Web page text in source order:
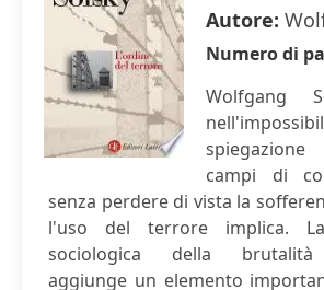
Autore:
Numero di
Wolfgang
spiegazione
campi di
senza perdere di vista la
l'uso del terrore implica.
sociologica della brutalità
aggiunge un elemento